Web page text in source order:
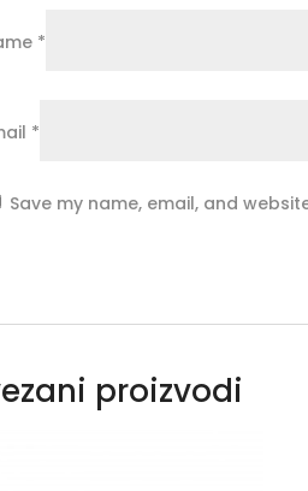
*
*
Save my name, email, and
proizvodi